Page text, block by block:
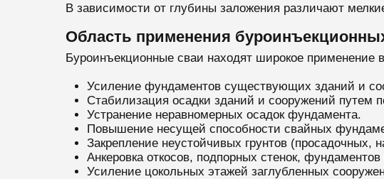
В зависимости от глубины заложения различают
Область применения
Буроинъекционные сваи находят широкое
Усиление фундаментов существующих зданий и
Стабилизация осадки зданий и сооружений путем
Устранение неравномерных осадок фундамента.
Повышение несущей способности свайных
Закрепление неустойчивых грунтов
Анкеровка откосов, подпорных стенок,
Усиление цокольных этажей заглубленных